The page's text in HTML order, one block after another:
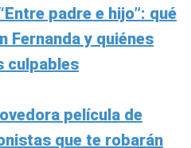
padre e hijo”: qué
Fernanda y quiénes
culpables
película de
que te robarán